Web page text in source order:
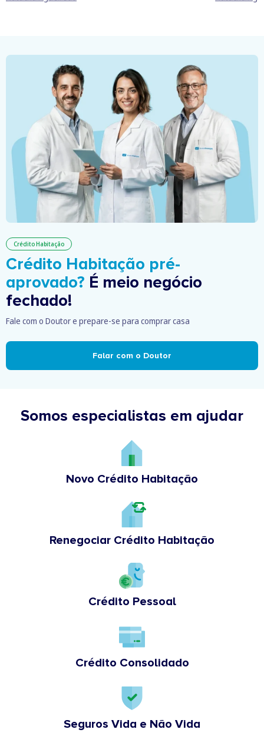
Crédito Habitação
Crédito Habitação pré-
aprovado? É meio negócio
fechado!
Fale com o Doutor e prepare-se para comprar casa
Falar com o Doutor
Somos especialistas em ajudar
Novo Crédito Habitação
Renegociar Crédito Habitação
Crédito Pessoal
Crédito Consolidado
Seguros Vida e Não Vida